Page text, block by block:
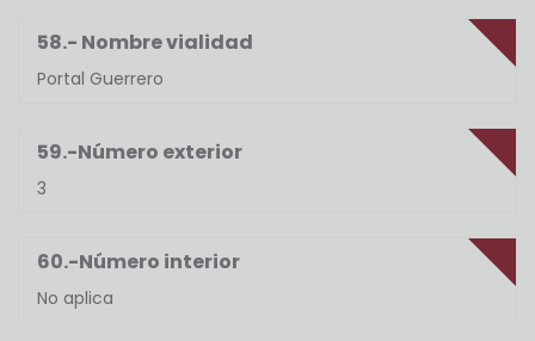
58.- Nombre vialidad
Portal Guerrero
59.-Número exterior
3
60.-Número interior
No aplica